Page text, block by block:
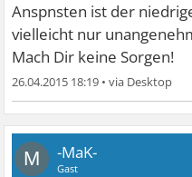
Anspnsten ist der
vielleicht nur
Mach Dir keine Sorgen!
26.04.2015 18:19 •
M -MaK-
Gast